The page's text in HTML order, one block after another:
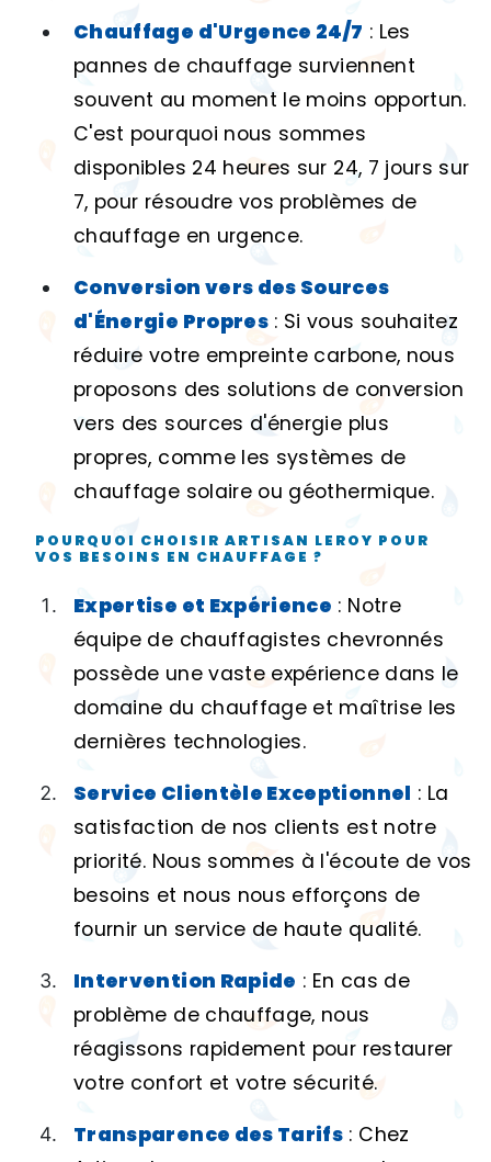
Chauffage d'Urgence 24/7 : Les
pannes de chauffage surviennent
souvent au moment le moins opportun.
C'est pourquoi nous sommes
disponibles 24 heures sur 24, 7 jours sur
7, pour résoudre vos problèmes de
chauffage en urgence.
Conversion vers des Sources
d'Énergie Propres: Si vous souhaitez
réduire votre empreinte carbone, nous
proposons des solutions de conversion
vers des sources d'énergie plus
propres, comme les systèmes de
chauffage solaire ou géothermique.
POURQUOI CHOISIR ARTISAN LEROY POUR
VOS BESOINS EN CHAUFFAGE ?
Expertise et Expérience : Notre
équipe de chauffagistes chevronnés
possède une vaste expérience dans le
domaine du chauffage et maîtrise les
dernières technologies.
Service Clientèle Exceptionnel : La
satisfaction de nos clients est notre
priorité. Nous sommes à l'écoute de vos
besoins et nous nous efforçons de
fournir un service de haute qualité.
Intervention Rapide : En cas de
problème de chauffage, nous
réagissons rapidement pour restaurer
votre confort et votre sécurité.
Transparence des Tarifs : Chez